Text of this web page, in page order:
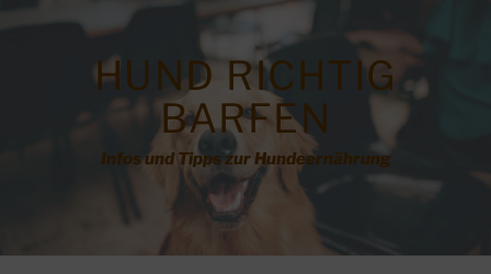
HUND RICHTIG
BARFEN
Infos und Tipps zur Hundeernährung